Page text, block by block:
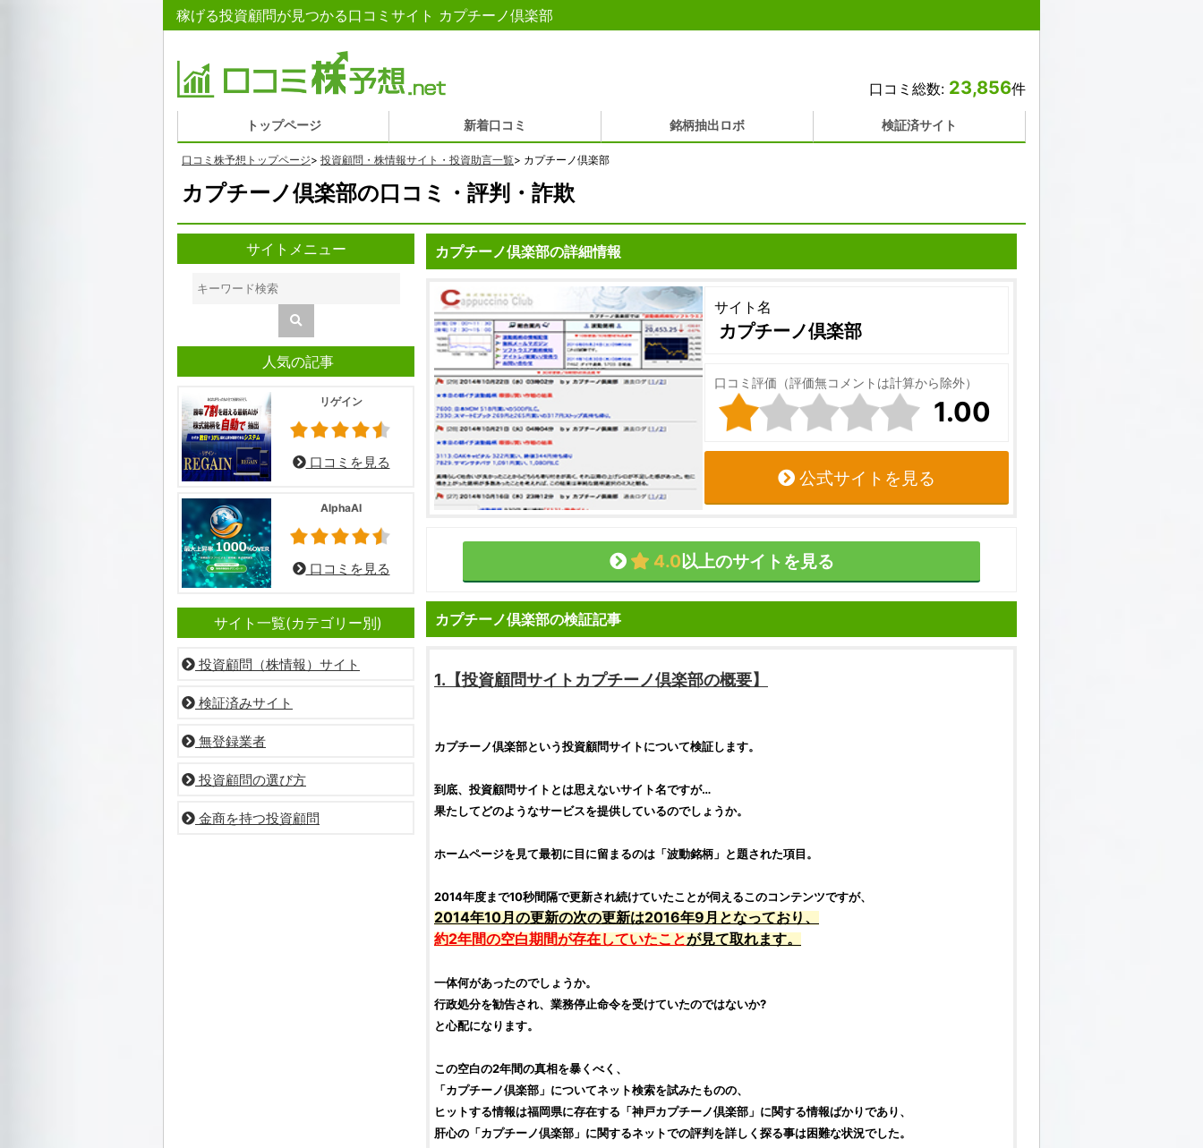
稼げる投資顧問が見つかる口コミサイト カプチーノ倶楽部
口コミ総数: 23,856件
トップページ 新着口コミ 銘柄抽出ロボ 検証済サイト
口コミ株予想トップページ> 投資顧問・株情報サイト・投資助言一覧> カプチーノ倶楽部
カプチーノ倶楽部の口コミ・評判・詐欺
カプチーノ倶楽部の詳細情報
サイト名
カプチーノ倶楽部
口コミ評価（評価無コメントは計算から除外）
1.00
公式サイトを見る
4.0以上のサイトを見る
カプチーノ倶楽部の検証記事
1.【投資顧問サイト カプチーノ倶楽部の概要】
カプチーノ倶楽部という投資顧問サイトについて検証します。
到底、 投資顧問サイト とは思えないサイト名ですが…
果たしてどのようなサービスを提供しているのでしょうか。
ホームページを見て最初に目に留まるのは「波動銘柄 」と題された項目。
2014年度まで10秒間隔で更新され続けていたことが伺えるこのコンテンツですが、
2014年10月の更新の次の更新は2016年9月となっており、
約2年間の空白期間が存在していたことが見て取れます。
一体何があったのでしょうか。
行政処分を勧告され、業務停止命令を受けていたのではないか?
と心配になります。
この空白の2年間の真相を暴くべく、
「カプチーノ倶楽部 」についてネット検索を試みたものの、
ヒットする情報は福岡県に存在する「神戸カプチーノ倶楽部 」に関する情報ばかりであり、
肝心の「カプチーノ倶楽部 」に関するネットでの評判を詳しく探る事は困難な状況でした。
サイトメニュー
人気の記事
リゲイン
口コミを見る
AlphaAI
口コミを見る
サイト一覧(カテゴリー別)
投資顧問（株情報）サイト
検証済みサイト
無登録業者
投資顧問の選び方
金商を持つ投資顧問